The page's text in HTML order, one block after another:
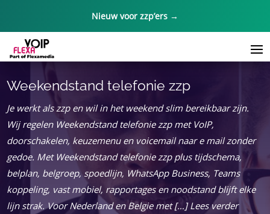
Nieuw voor zzp’ers →
Weekendstand telefonie zzp
Je werkt als zzp en wil in het weekend slim bereikbaar zijn.​
Wij regelen Weekendstand telefonie zzp met VoIP,
doorschakelen, keuzemenu en voicemail naar e mail zonder
gedoe.​ Met Weekendstand telefonie zzp plus tijdschema,
belplan, belgroep, spoedlijn, WhatsApp Business, Teams
koppeling, vast mobiel, rapportages en noodstand blijft elke
lijn strak.​ Voor Nederland en Belgie met […] Lees verder